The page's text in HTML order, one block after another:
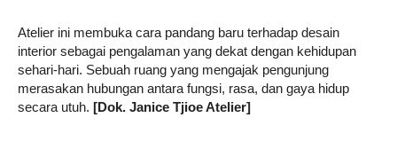
Atelier ini membuka cara pandang baru terhadap desain
interior sebagai pengalaman yang dekat dengan kehidupan
sehari-hari. Sebuah ruang yang mengajak pengunjung
merasakan hubungan antara fungsi, rasa, dan gaya hidup
secara utuh. [Dok. Janice Tjioe Atelier]